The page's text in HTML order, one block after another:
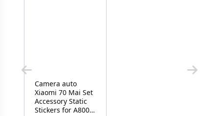
Camera auto
Xiaomi 70 Mai Set
Accessory Static
Stickers for A800S